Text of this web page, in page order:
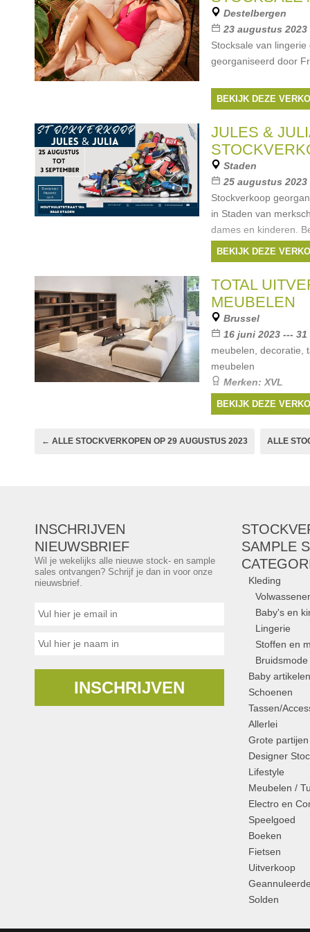
Destelbergen
23 augustus
Stocksale van lingerie
georganiseerd door
BEKIJK DEZE
JULES &
Staden
25 augustus 2023
Stockverkoop
in Staden van
dames en kinderen.
bancontact of
BEKIJK DEZE
TOTAL
MEUBELEN
Brussel
16 juni 2023 ---
meubelen, decoratie,
meubelen
Merken: XVL
BEKIJK DEZE
← ALLE STOCKVERKOPEN OP 29 AUGUSTUS 2023 ALLE
INSCHRIJVEN
NIEUWSBRIEF
Wil je wekelijks alle nieuwe stock- en sample
sales ontvangen? Schrijf je dan in voor onze
nieuwsbrief.
INSCHRIJVEN
SAMPLE
Kleding
Baby's en
Lingerie
Stoffen en
Bruidsmode
Baby artikelen
Schoenen
Tassen/
Allerlei
Grote partijen
Designer
Lifestyle
Meubelen /
Electro en
Speelgoed
Boeken
Fietsen
Uitverkoop
Solden